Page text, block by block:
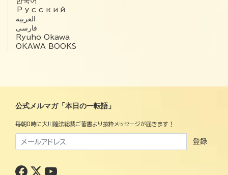
Русский
العربية‏
فارسی
Ryuho Okawa
OKAWA BOOKS
公式メルマガ「本日の一転語」
毎朝8時に大川隆法総裁ご著書より抜粋メッセージが届きます！
登録